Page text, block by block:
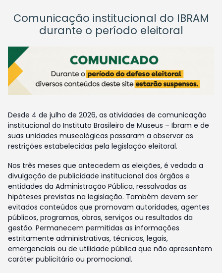
Comunicação institucional do IBRAM
durante o período eleitoral
Desde 4 de julho de 2026, as atividades de comunicação
institucional do Instituto Brasileiro de Museus – Ibram e de
suas unidades museológicas passaram a observar as
restrições estabelecidas pela legislação eleitoral.
Nos três meses que antecedem as eleições, é vedada a
divulgação de publicidade institucional dos órgãos e
entidades da Administração Pública, ressalvadas as
hipóteses previstas na legislação. Também devem ser
evitados conteúdos que promovam autoridades, agentes
públicos, programas, obras, serviços ou resultados da
gestão. Permanecem permitidas as informações
estritamente administrativas, técnicas, legais,
emergenciais ou de utilidade pública que não apresentem
caráter publicitário ou promocional.